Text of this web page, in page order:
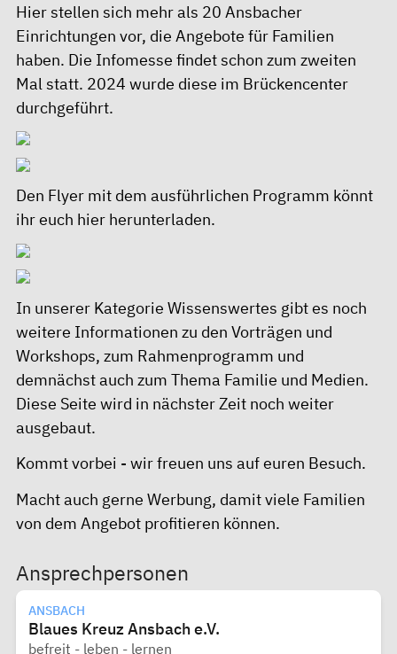
Hier stellen sich mehr als 20 Ansbacher
Einrichtungen vor, die Angebote für Familien
haben. Die Infomesse findet schon zum zweiten
Mal statt. 2024 wurde diese im Brückencenter
durchgeführt.
Den Flyer mit dem ausführlichen Programm könnt
ihr euch hier herunterladen.
In unserer Kategorie Wissenswertes gibt es noch
weitere Informationen zu den Vorträgen und
Workshops, zum Rahmenprogramm und
demnächst auch zum Thema Familie und Medien.
Diese Seite wird in nächster Zeit noch weiter
ausgebaut.
Kommt vorbei - wir freuen uns auf euren Besuch.
Macht auch gerne Werbung, damit viele Familien
von dem Angebot profitieren können.
Ansprechpersonen
ANSBACH
Blaues Kreuz Ansbach e.V.
befreit - leben - lernen